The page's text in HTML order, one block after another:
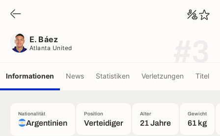
E. Báez
Atlanta United
Informationen News Statistiken Verletzungen Titel
Nationalität
Argentinien
Position
Verteidiger
Alter
21 Jahre
Gewicht
61 kg